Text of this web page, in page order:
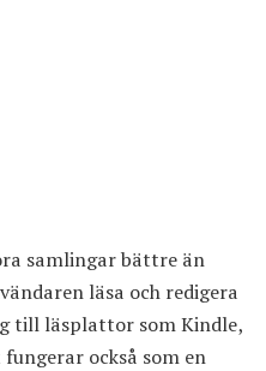
samlingar bättre än
läsa och redigera
till läsplattor som Kindle,
också som en